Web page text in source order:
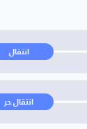
انتقال
انتقال حر